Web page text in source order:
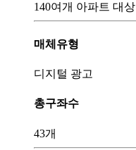
140여개 아파트 대상
매체유형
디지털 광고
총구좌수
43개